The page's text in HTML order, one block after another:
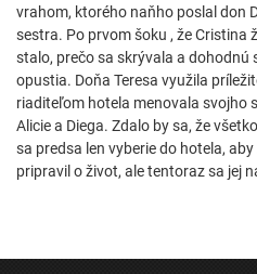
vrahom, ktorého naňho poslal don
sestra. Po prvom šoku , že Cristina
stalo, prečo sa skrývala a dohodnú
opustia. Doňa Teresa využila
riaditeľom hotela menovala svojho
Alicie a Diega. Zdalo by sa, že
sa predsa len vyberie do hotela,
pripravil o život, ale tentoraz sa jej